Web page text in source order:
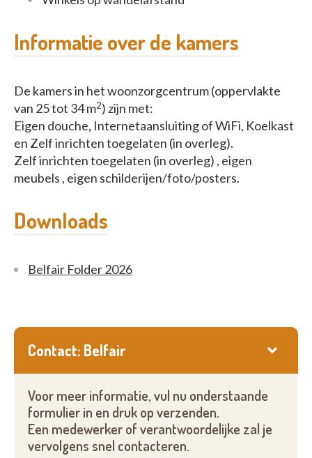
Informatie over de kamers
De kamers in het woonzorgcentrum (oppervlakte
van 25 tot 34 m2) zijn met:
Eigen douche, Internetaansluiting of WiFi, Koelkast
en Zelf inrichten toegelaten (in overleg).
Zelf inrichten toegelaten (in overleg) , eigen
meubels , eigen schilderijen/foto/posters.
Downloads
Belfair Folder 2026
Contact: Belfair
Voor meer informatie, vul nu onderstaande
formulier in en druk op verzenden.
Een medewerker of verantwoordelijke zal je
vervolgens snel contacteren.